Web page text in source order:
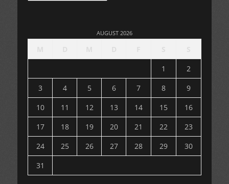
AUGUST 2026
1
2
3
4 5 6 7 8
9
10
11 12 13 14 15
16
17
18 19 20 21 22
23
24
25 26 27 28 29
30
31